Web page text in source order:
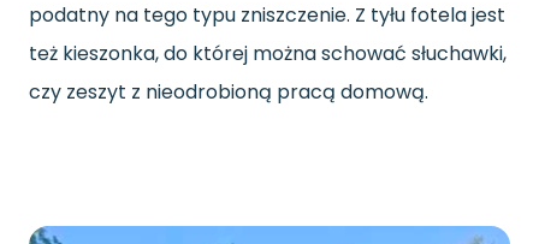
podatny na tego typu zniszczenie. Z tyłu fotela jest
też kieszonka, do której można schować słuchawki,
czy zeszyt z nieodrobioną pracą domową.